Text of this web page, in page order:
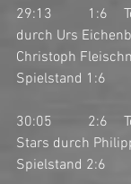
29:13	1:6	Tor für ihcSF Linth III
durch Urs
Christoph
Spielstand 1:6
30:05	2:6	Tor für March-Höfe
Stars durch
Spielstand 2:6